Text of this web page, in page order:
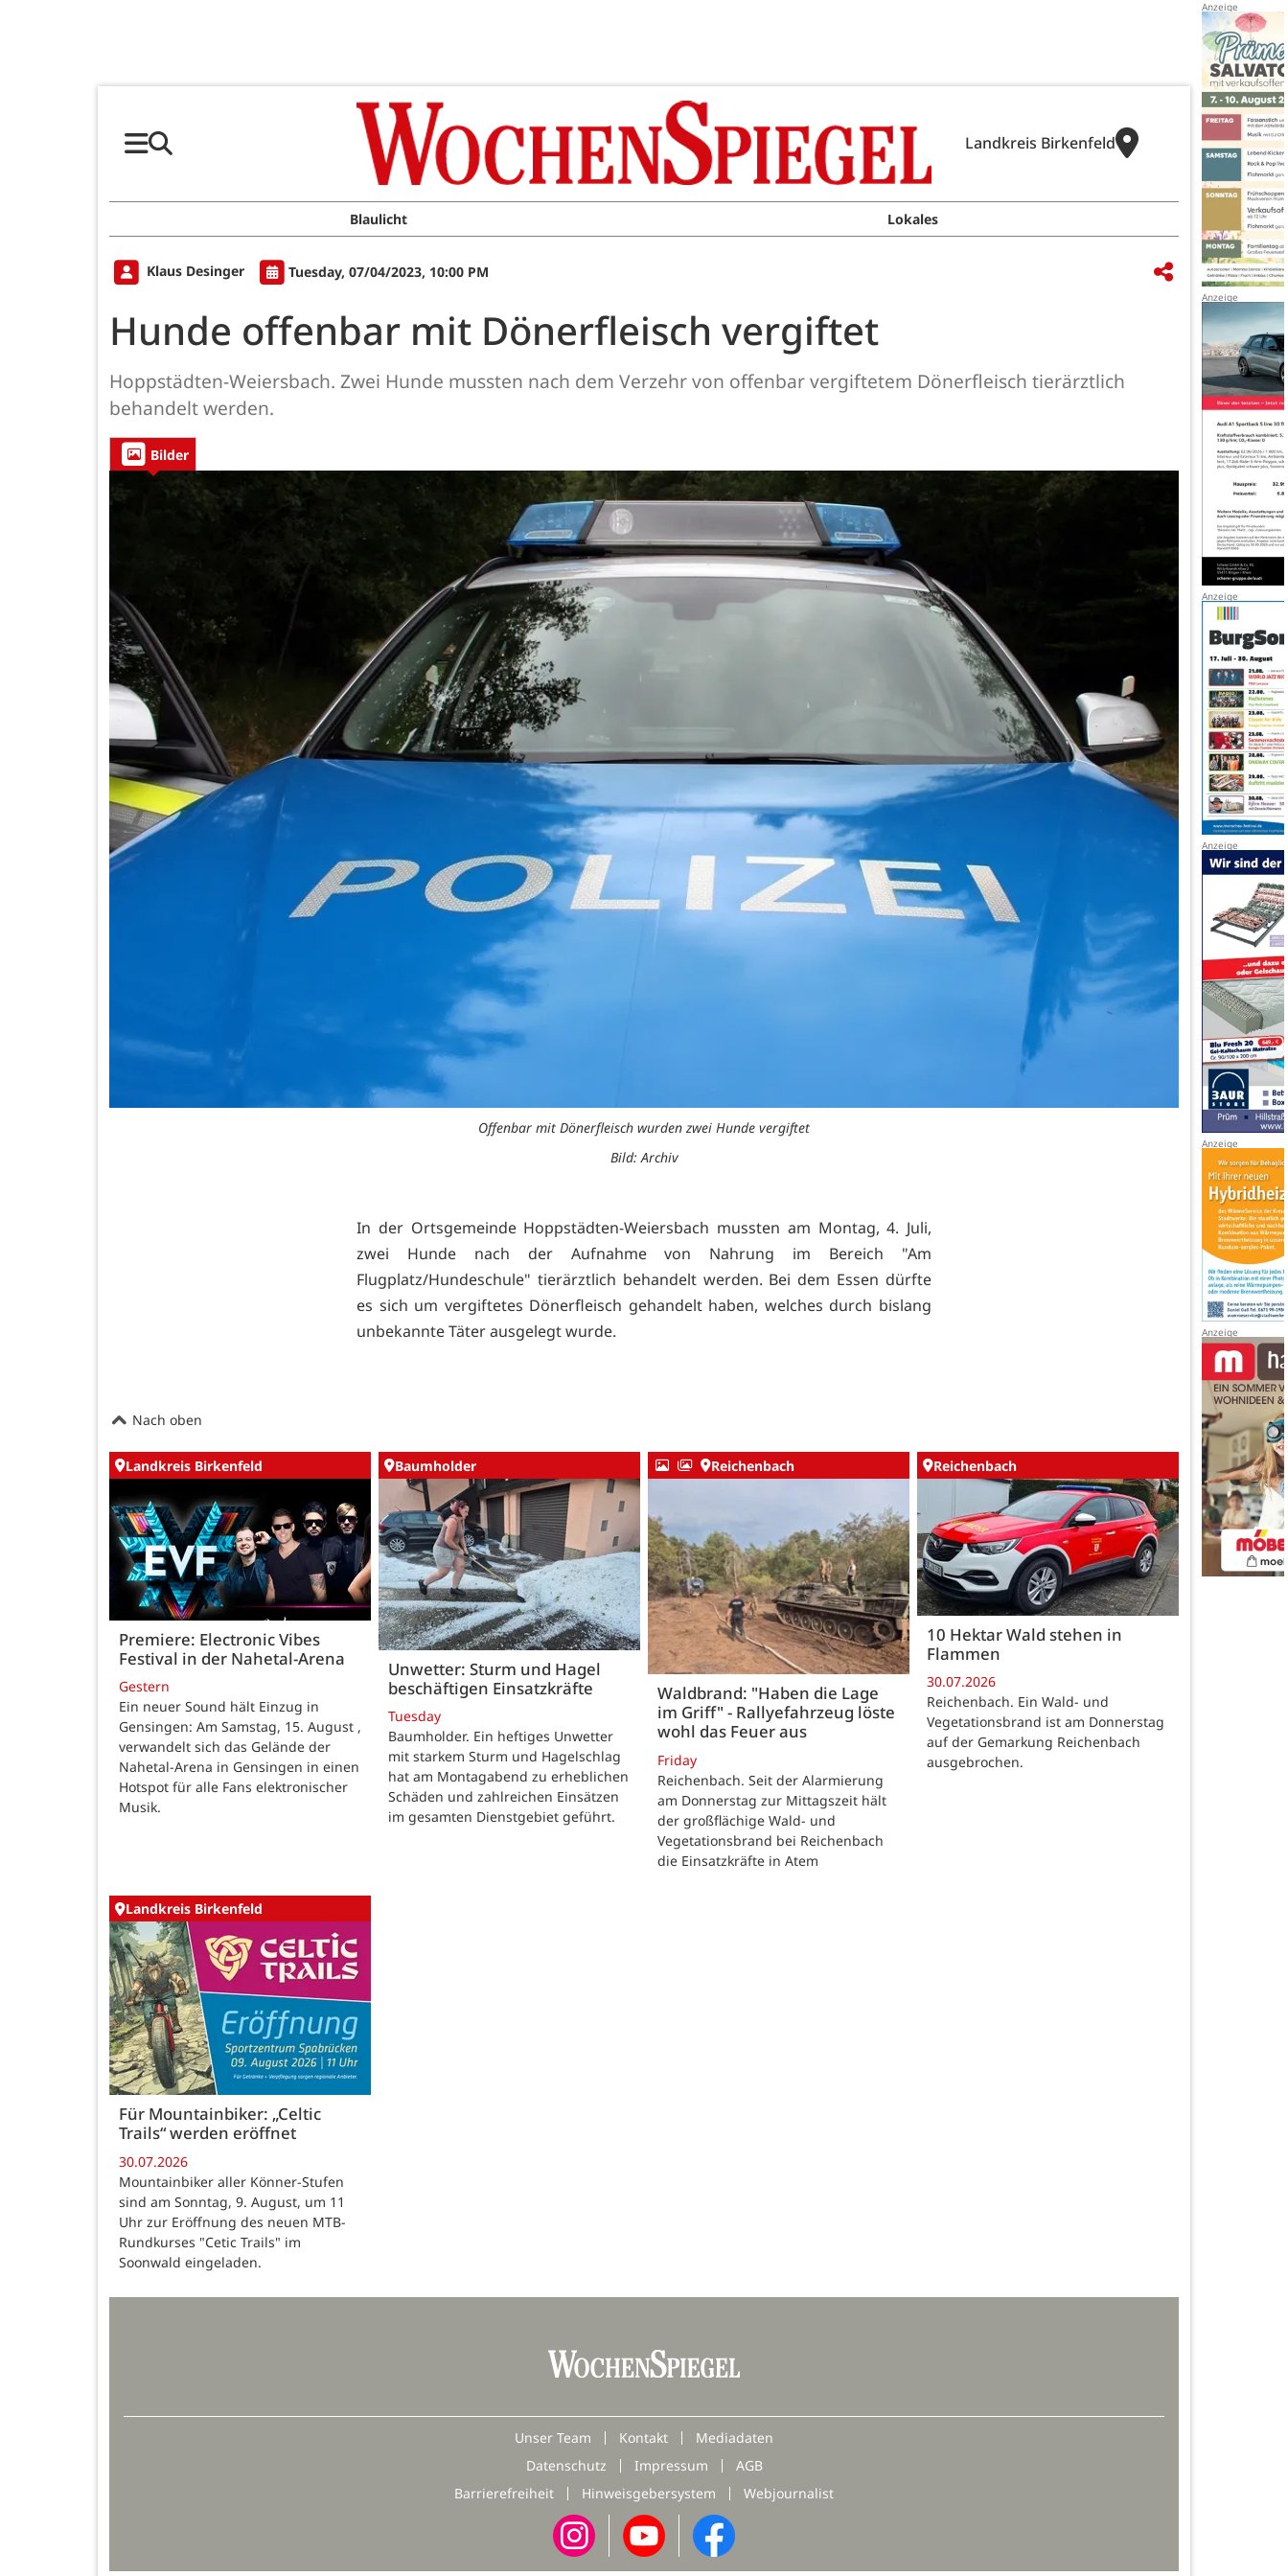
Landkreis Birkenfeld
Blaulicht Lokales
Klaus Desinger Tuesday, 07/04/2023, 10:00 PM
Hunde offenbar mit Dönerfleisch vergiftet
Hoppstädten-Weiersbach. Zwei Hunde mussten nach dem Verzehr von offenbar vergiftetem Dönerfleisch tierärztlich
behandelt werden.
Bilder
Offenbar mit Dönerfleisch wurden zwei Hunde vergiftet
Bild: Archiv
In der Ortsgemeinde Hoppstädten-Weiersbach mussten am Montag, 4. Juli,
zwei Hunde nach der Aufnahme von Nahrung im Bereich "Am
Flugplatz/Hundeschule" tierärztlich behandelt werden. Bei dem Essen dürfte
es sich um vergiftetes Dönerfleisch gehandelt haben, welches durch bislang
unbekannte Täter ausgelegt wurde.
Nach oben
Landkreis Birkenfeld
Premiere: Electronic Vibes
Festival in der Nahetal-Arena
Gestern
Ein neuer Sound hält Einzug in
Gensingen: Am Samstag, 15. August ,
verwandelt sich das Gelände der
Nahetal-Arena in Gensingen in einen
Hotspot für alle Fans elektronischer
Musik.
Baumholder
Unwetter: Sturm und Hagel
beschäftigen Einsatzkräfte
Tuesday
Baumholder. Ein heftiges Unwetter
mit starkem Sturm und Hagelschlag
hat am Montagabend zu erheblichen
Schäden und zahlreichen Einsätzen
im gesamten Dienstgebiet geführt.
Reichenbach
Waldbrand: "Haben die Lage
im Griff" - Rallyefahrzeug löste
wohl das Feuer aus
Friday
Reichenbach. Seit der Alarmierung
am Donnerstag zur Mittagszeit hält
der großflächige Wald- und
Vegetationsbrand bei Reichenbach
die Einsatzkräfte in Atem
Reichenbach
10 Hektar Wald stehen in
Flammen
30.07.2026
Reichenbach. Ein Wald- und
Vegetationsbrand ist am Donnerstag
auf der Gemarkung Reichenbach
ausgebrochen.
Landkreis Birkenfeld
Für Mountainbiker: „Celtic
Trails“ werden eröffnet
30.07.2026
Mountainbiker aller Könner-Stufen
sind am Sonntag, 9. August, um 11
Uhr zur Eröffnung des neuen MTB-
Rundkurses "Cetic Trails" im
Soonwald eingeladen.
Unser Team Kontakt
Mediadaten
Datenschutz
Impressum
AGB
Barrierefreiheit
Hinweisgebersystem Webjournalist